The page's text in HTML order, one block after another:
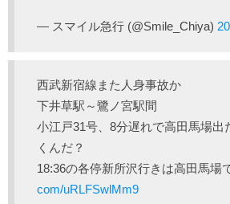
— スマイル急行 (@Smile_Chiya)
西武新宿線また人身事故か
下井草駅～鷺ノ宮駅間
小江戸31号、8分遅れで高田馬場出
くんだ？
18:36の各停新所沢行きは高田馬場
com/uRLFSwlMm9